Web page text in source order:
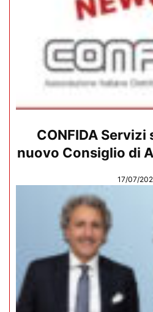
CONFIDA
nuovo Consiglio di
17/07/